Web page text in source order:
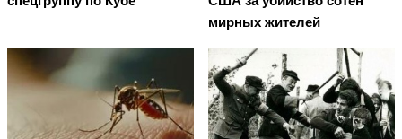
мирных жителей